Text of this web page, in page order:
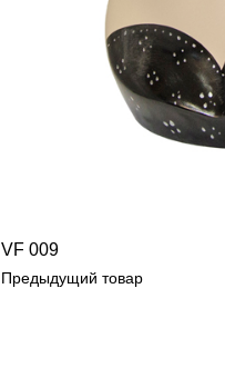
VF 009
Предыдущий товар